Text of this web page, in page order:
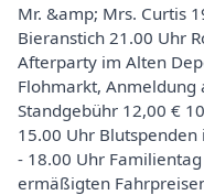
Mr. &amp; Mrs. Curtis
Bieranstich 21.00 Uhr
Afterparty im Alten
Flohmarkt, Anmeldung
Standgebühr 12,00 €
15.00 Uhr
- 18.00 Uhr
ermäßigten